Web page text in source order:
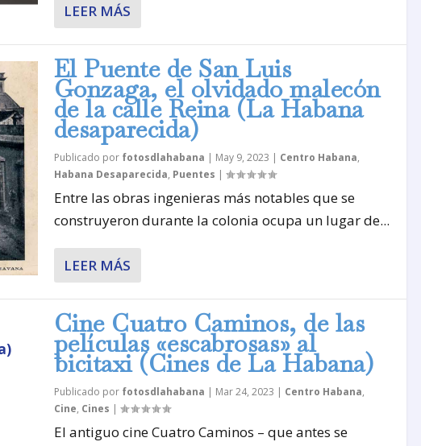
LEER MÁS
El Puente de San Luis
Gonzaga, el olvidado malecón
de la calle Reina (La Habana
desaparecida)
Publicado por fotosdlahabana | May 9, 2023 | Centro Habana,
Habana Desaparecida, Puentes |
Entre las obras ingenieras más notables que se
construyeron durante la colonia ocupa un lugar de...
LEER MÁS
Cine Cuatro Caminos, de las
películas «escabrosas» al
bicitaxi (Cines de La Habana)
Publicado por fotosdlahabana | Mar 24, 2023 | Centro Habana,
Cine, Cines |
El antiguo cine Cuatro Caminos – que antes se